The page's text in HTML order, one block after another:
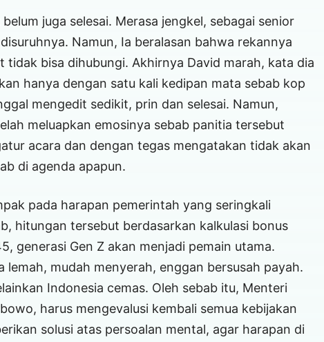
juga selesai. Merasa jengkel, sebagai senior
Namun, Ia beralasan bahwa rekannya
bisa dihubungi. Akhirnya David marah, kata dia
hanya dengan satu kali kedipan mata sebab kop
mengedit sedikit, prin dan selesai. Namun,
meluapkan emosinya sebab panitia tersebut
acara dan dengan tegas mengatakan tidak akan
di agenda apapun.
pada harapan pemerintah yang seringkali
hitungan tersebut berdasarkan kalkulasi bonus
generasi Gen Z akan menjadi pemain utama.
lemah, mudah menyerah, enggan bersusah payah.
Indonesia cemas. Oleh sebab itu, Menteri
harus mengevalusi kembali semua kebijakan
solusi atas persoalan mental, agar harapan di